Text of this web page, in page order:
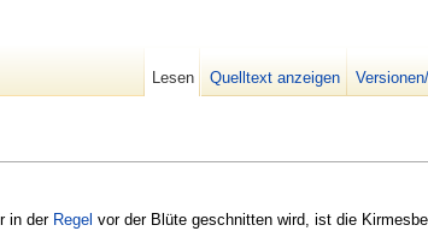
in der Regel vor der Blüte geschnitten wird, ist die
Lesen Quelltext anzeigen